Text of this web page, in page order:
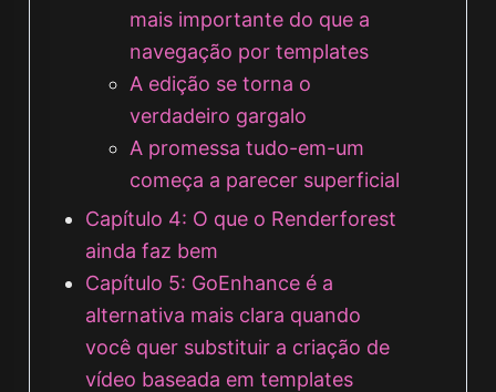
mais importante do que a
navegação por templates
A edição se torna o
verdadeiro gargalo
A promessa tudo-em-um
começa a parecer superficial
Capítulo 4: O que o Renderforest
ainda faz bem
Capítulo 5: GoEnhance é a
alternativa mais clara quando
você quer substituir a criação de
vídeo baseada em templates